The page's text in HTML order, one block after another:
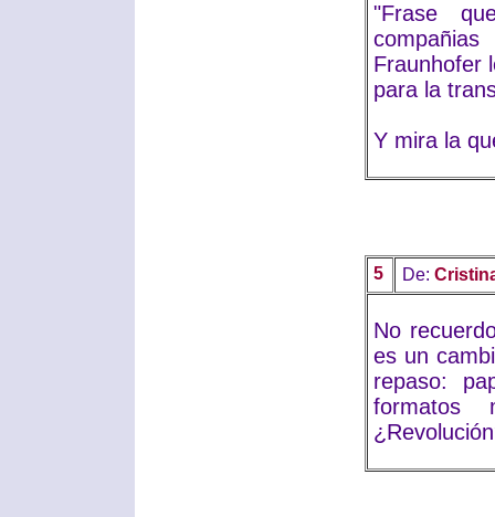
"Frase
Fraunhofer
para la
Y mira la
5 De:
No
es un
repaso:
formatos